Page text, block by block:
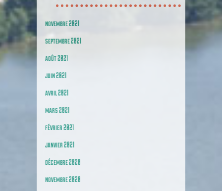
novembre 2021
septembre 2021
août 2021
juin 2021
avril 2021
mars 2021
février 2021
janvier 2021
décembre 2020
novembre 2020